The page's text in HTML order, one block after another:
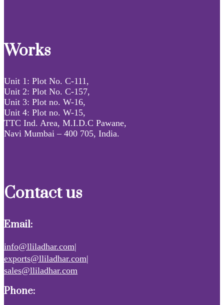
Works
Unit 1: Plot No. C-111,
Unit 2: Plot No. C-157,
Unit 3: Plot no. W-16,
Unit 4: Plot no. W-15,
TTC Ind. Area, M.I.D.C Pawane,
Navi Mumbai – 400 705, India.
Contact us
Email:
info@lliladhar.com|
exports@lliladhar.com|
sales@lliladhar.com
Phone: